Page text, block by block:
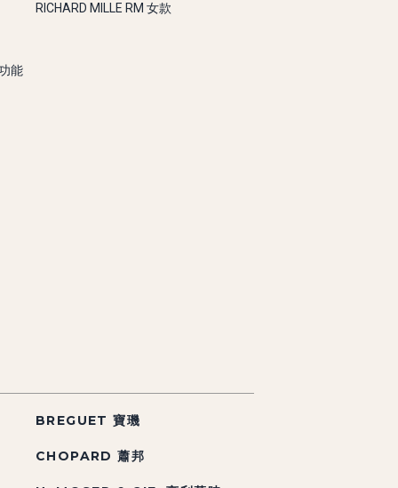
能
RICHARD MILLE RM 女款
BREGUET 寶璣
CHOPARD 蕭邦